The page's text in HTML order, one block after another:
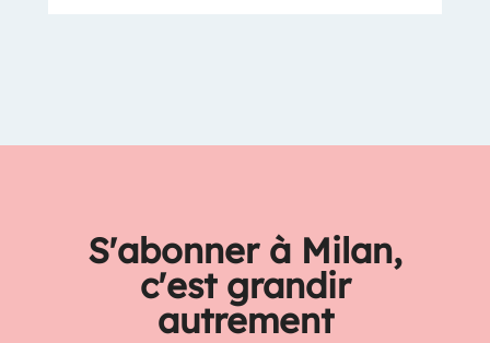
S'abonner à Milan,
c'est grandir
autrement